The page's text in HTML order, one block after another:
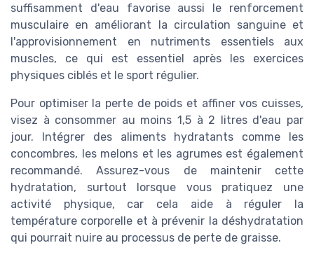
suffisamment d'eau favorise aussi le renforcement
musculaire en améliorant la circulation sanguine et
l'approvisionnement en nutriments essentiels aux
muscles, ce qui est essentiel après les exercices
physiques ciblés et le sport régulier.
Pour optimiser la perte de poids et affiner vos cuisses,
visez à consommer au moins 1,5 à 2 litres d'eau par
jour. Intégrer des aliments hydratants comme les
concombres, les melons et les agrumes est également
recommandé. Assurez-vous de maintenir cette
hydratation, surtout lorsque vous pratiquez une
activité physique, car cela aide à réguler la
température corporelle et à prévenir la déshydratation
qui pourrait nuire au processus de perte de graisse.